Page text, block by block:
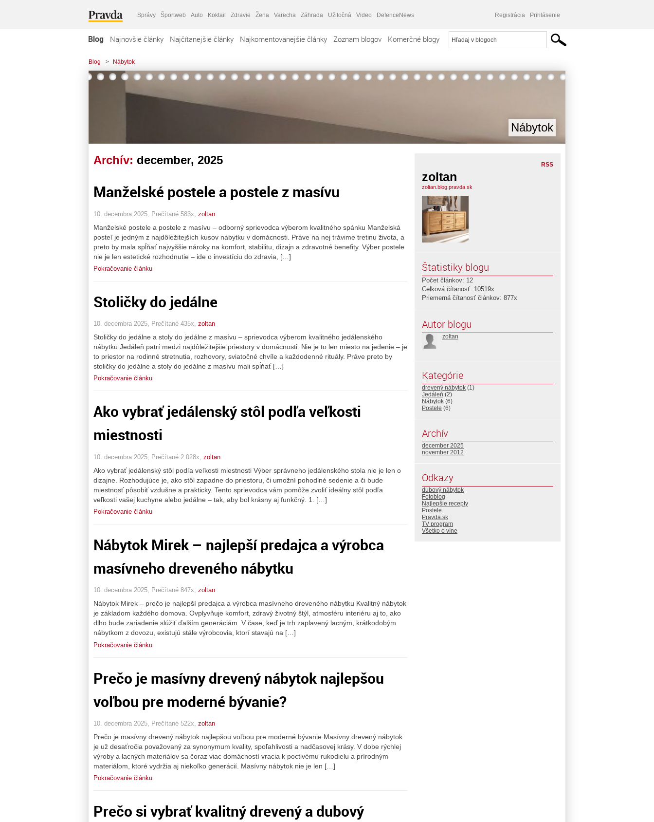
Správy Športweb Auto Koktail Zdravie Žena Varecha Záhrada Užitočná Video DefenceNews Registrácia Prihlásenie
Blog Najnovšie články Najčítanejšie články Najkomentovanejšie články Zoznam blogov Komerčné blogy
Blog > Nábytok
Nábytok
Archív: december, 2025
Manželské postele a postele z masívu
10. decembra 2025, Prečítané 583x, zoltan
Manželské postele a postele z masívu – odborný sprievodca výberom kvalitného spánku Manželská
posteľ je jedným z najdôležitejších kusov nábytku v domácnosti. Práve na nej trávime tretinu života, a
preto by mala spĺňať najvyššie nároky na komfort, stabilitu, dizajn a zdravotné benefity. Výber postele
nie je len estetické rozhodnutie – ide o investíciu do zdravia, […]
Pokračovanie článku
Stoličky do jedálne
10. decembra 2025, Prečítané 435x, zoltan
Stoličky do jedálne a stoly do jedálne z masívu – sprievodca výberom kvalitného jedálenského
nábytku Jedáleň patrí medzi najdôležitejšie priestory v domácnosti. Nie je to len miesto na jedenie – je
to priestor na rodinné stretnutia, rozhovory, sviatočné chvíle a každodenné rituály. Práve preto by
stoličky do jedálne a stoly do jedálne z masívu mali spĺňať […]
Pokračovanie článku
Ako vybrať jedálenský stôl podľa veľkosti
miestnosti
10. decembra 2025, Prečítané 2 028x, zoltan
Ako vybrať jedálenský stôl podľa veľkosti miestnosti Výber správneho jedálenského stola nie je len o
dizajne. Rozhodujúce je, ako stôl zapadne do priestoru, či umožní pohodlné sedenie a či bude
miestnosť pôsobiť vzdušne a prakticky. Tento sprievodca vám pomôže zvoliť ideálny stôl podľa
veľkosti vašej kuchyne alebo jedálne – tak, aby bol krásny aj funkčný. 1. […]
Pokračovanie článku
Nábytok Mirek – najlepší predajca a výrobca
masívneho dreveného nábytku
10. decembra 2025, Prečítané 847x, zoltan
Nábytok Mirek – prečo je najlepší predajca a výrobca masívneho dreveného nábytku Kvalitný nábytok
je základom každého domova. Ovplyvňuje komfort, zdravý životný štýl, atmosféru interiéru aj to, ako
dlho bude zariadenie slúžiť ďalším generáciám. V čase, keď je trh zaplavený lacným, krátkodobým
nábytkom z dovozu, existujú stále výrobcovia, ktorí stavajú na […]
Pokračovanie článku
Prečo je masívny drevený nábytok najlepšou
voľbou pre moderné bývanie?
10. decembra 2025, Prečítané 522x, zoltan
Prečo je masívny drevený nábytok najlepšou voľbou pre moderné bývanie Masívny drevený nábytok
je už desaťročia považovaný za synonymum kvality, spoľahlivosti a nadčasovej krásy. V dobe rýchlej
výroby a lacných materiálov sa čoraz viac domácností vracia k poctivému rukodielu a prírodným
materiálom, ktoré vydržia aj niekoľko generácií. Masívny nábytok nie je len […]
Pokračovanie článku
Prečo si vybrať kvalitný drevený a dubový
RSS
zoltan
zoltan.blog.pravda.sk
Štatistiky blogu
Počet článkov: 12
Celková čítanosť: 10519x
Priemerná čítanosť článkov: 877x
Autor blogu
zoltan
Kategórie
drevený nábytok (1)
Jedáleň (2)
Nábytok (6)
Postele (6)
Archív
december 2025
november 2012
Odkazy
dubový nábytok
Fotoblog
Najlepšie recepty
Postele
Pravda.sk
TV program
Všetko o víne